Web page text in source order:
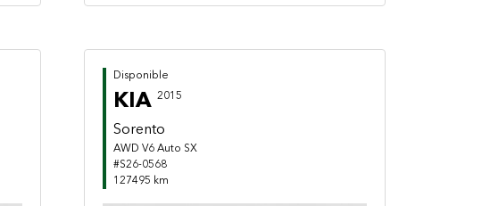
Disponible
KIA 2015
Sorento
AWD V6 Auto SX
#S26-0568
127495 km